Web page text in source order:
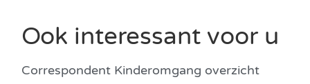
Ook interessant voor u
Correspondent Kinderomgang overzicht